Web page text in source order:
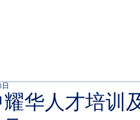
华人才培训
日